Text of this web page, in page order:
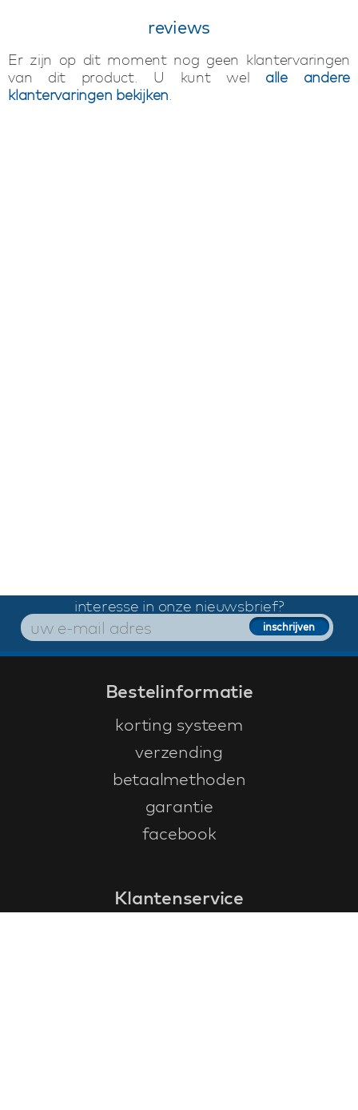
reviews
Er zijn op dit moment nog geen klantervaringen
van dit product. U kunt wel alle andere
klantervaringen bekijken.
interesse in onze nieuwsbrief?
Bestelinformatie
korting systeem
verzending
betaalmethoden
garantie
facebook
Klantenservice